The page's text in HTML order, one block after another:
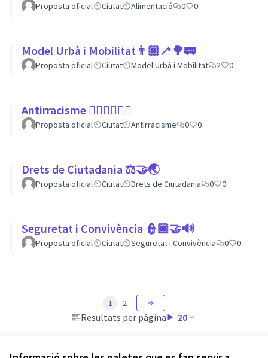
Proposta oficial Ciutat Alimentació 0 0
Model Urbà i Mobilitat👨🏿‍🦯🌳🚃
Proposta oficial Ciutat Model Urbà i Mobilitat 2 0
Antirracisme ✊🏾✊🏼✊🏿
Proposta oficial Ciutat Antirracisme 0 0
Drets de Ciutadania ⚖️🤝🌏
Proposta oficial Ciutat Drets de Ciutadania 0 0
Seguretat i Convivència 👮🏿🤝🔊
Proposta oficial Ciutat Seguretat i Convivència 0 0
Resultats per pàgina: 20
1 2